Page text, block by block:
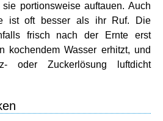
portionsweise auftauen. Auch
ist oft besser als ihr Ruf. Die
frisch nach der Ernte erst
kochendem Wasser erhitzt, und
oder Zuckerlösung luftdicht